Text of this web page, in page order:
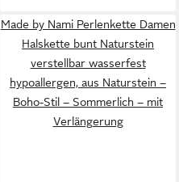
Made by Nami Perlenkette Damen
Halskette bunt Naturstein
verstellbar wasserfest
hypoallergen, aus Naturstein –
Boho-Stil – Sommerlich – mit
Verlängerung